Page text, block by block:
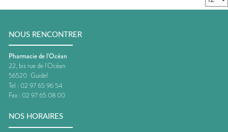
NOUS RENCONTRER
Pharmacie de l'Océan
22, bis rue de l'Océan
56520 Guidel
Tel : 02 97 65 96 54
Fax : 02 97 65 08 00
NOS HORAIRES